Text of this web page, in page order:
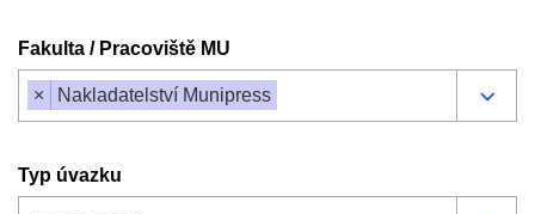
Fakulta / Pracoviště MU
× Nakladatelství Munipress
Typ úvazku